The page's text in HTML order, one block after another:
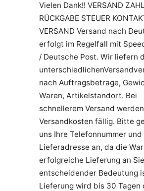
Vielen Dank!! VERSAND
RÜCKGABE STEUER
VERSAND Versand nach
erfolgt im Regelfall mit
/ Deutsche Post. Wir liefern
nach Auftragsbetrage,
Waren, Artikelstandort. Bei
schnellerem Versand
Versandkosten fällig. Bitte
uns Ihre Telefonnummer und
Lieferadresse an, da die
erfolgreiche Lieferung an
entscheidender Bedeutung
Lieferung wird bis 30 Tagen